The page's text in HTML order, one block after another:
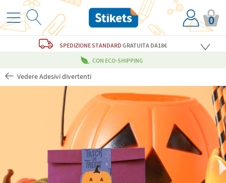
0
SPEDIZIONE STANDARD GRATUITADA18€
CON ECO-SHIPPING
Vedere Adesivi divertenti